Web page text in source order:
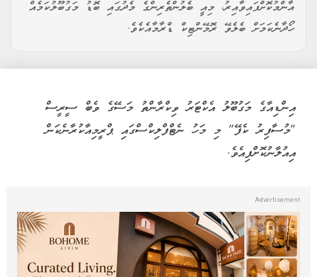
އާންމުކޮށްފައިވާއިރު، މިއީ ބެލުންތެރިންގެ މެދުގައި ބޮޑު މަގުބޫލުކަމެއް
ހޯދާނެކަމަށް ބެލެވޭ ރޮމޭންޓިކް ޑްރާމާއެކެވެ.
އިންޑިއާގެ މަގުބޫލު އެކްޓަރު ވިކްރާންތު މަސޭގެ ވެބް ސީރީސް
"މުސާފިރު ކެފޭ" މި މަހު ނެޓްފްލިކްސްގައި ޕްރީމިއާކުރާނެކަން
އިއުލާނުކޮށްފިއެވެ.